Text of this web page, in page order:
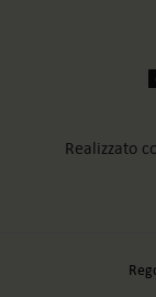
Realizzato